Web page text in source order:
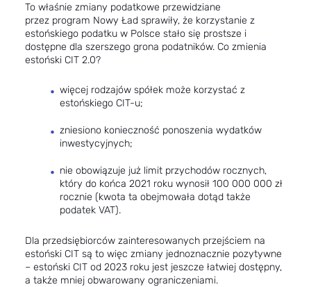
To właśnie zmiany podatkowe przewidziane
przez program Nowy Ład sprawiły, że korzystanie z
estońskiego podatku w Polsce stało się prostsze i
dostępne dla szerszego grona podatników. Co zmienia
estoński CIT 2.0?
więcej rodzajów spółek może korzystać z
estońskiego CIT-u;
zniesiono konieczność ponoszenia wydatków
inwestycyjnych;
nie obowiązuje już limit przychodów rocznych,
który do końca 2021 roku wynosił 100 000 000 zł
rocznie (kwota ta obejmowała dotąd także
podatek VAT).
Dla przedsiębiorców zainteresowanych przejściem na
estoński CIT są to więc zmiany jednoznacznie pozytywne
– estoński CIT od 2023 roku jest jeszcze łatwiej dostępny,
a także mniej obwarowany ograniczeniami.